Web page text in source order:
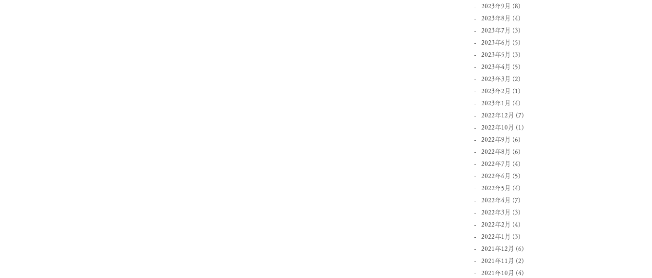
2023年9月 (8)
2023年8月 (4)
2023年7月 (3)
2023年6月 (5)
2023年5月 (3)
2023年4月 (5)
2023年3月 (2)
2023年2月 (1)
2023年1月 (4)
2022年12月 (7)
2022年10月 (1)
2022年9月 (6)
2022年8月 (6)
2022年7月 (4)
2022年6月 (5)
2022年5月 (4)
2022年4月 (7)
2022年3月 (3)
2022年2月 (4)
2022年1月 (3)
2021年12月 (6)
2021年11月 (2)
2021年10月 (4)